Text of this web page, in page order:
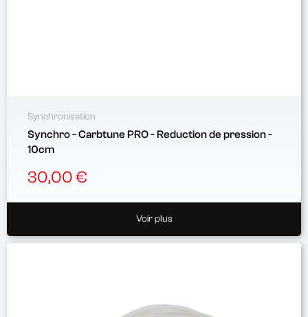
Synchronisation
Synchro - Carbtune PRO - Reduction de pression -
10cm
30,00 €
Voir plus